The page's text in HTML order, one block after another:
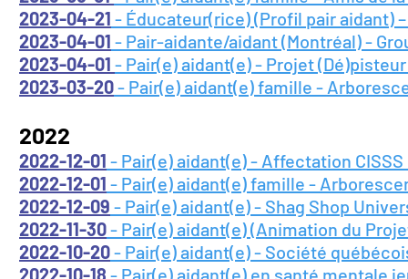
2023-04-21 - Éducateur(rice) (Profil pair aidant)
2023-04-01 - Pair-aidante/aidant (Montréal) -
2023-04-01 - Pair(e) aidant(e) - Projet
2023-03-20- Pair(e) aidant(e) famille -
2022
2022-12-01 - Pair(e) aidant(e) - Affectation
2022-12-01 - Pair(e) aidant(e) famille -
2022-12-09 - Pair(e) aidant(e) - Shag Shop
2022-11-30- Pair(e) aidant(e) (Animation du
2022-10-20- Pair(e) aidant(e) - Société
2022-10-18 - Pair(e) aidant(e) en santé mentale